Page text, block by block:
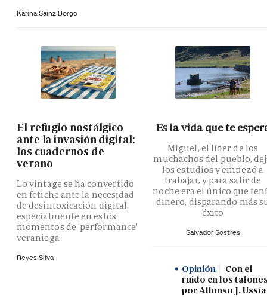
Karina Sainz Borgo
El refugio nostálgico
ante la invasión digital:
los cuadernos de
verano
Lo vintage se ha convertido
en fetiche ante la necesidad
de desintoxicación digital,
especialmente en estos
momentos de 'performance'
veraniega
Reyes Silva
Es la vida que te
Miguel, el líder de los
muchachos del pueblo,
los estudios y empezó a
trabajar, y para salir de
noche era el único que
dinero, disparando más
éxito
Salvador Sostres
Opinión
Con el
ruido en los
por Alfonso J. Ussía